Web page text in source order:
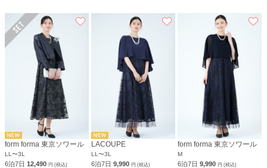
form forma 東京ソワール
LL〜3L
6泊7日 12,490 円 (税込)
LACOUPE
LL〜3L
6泊7日9,990円 (税込)
form forma 東京ソワール
M
6泊7日9,990円 (税込)